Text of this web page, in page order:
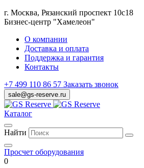
г. Москва, Рязанский проспект 10с18
Бизнес-центр "Хамелеон"
О компании
Доставка и оплата
Поддержка и гарантия
Контакты
+7 499 110 86 57 Заказать звонок
sale@gs-reserve.ru
Каталог
Найти
Просчет оборудования
0